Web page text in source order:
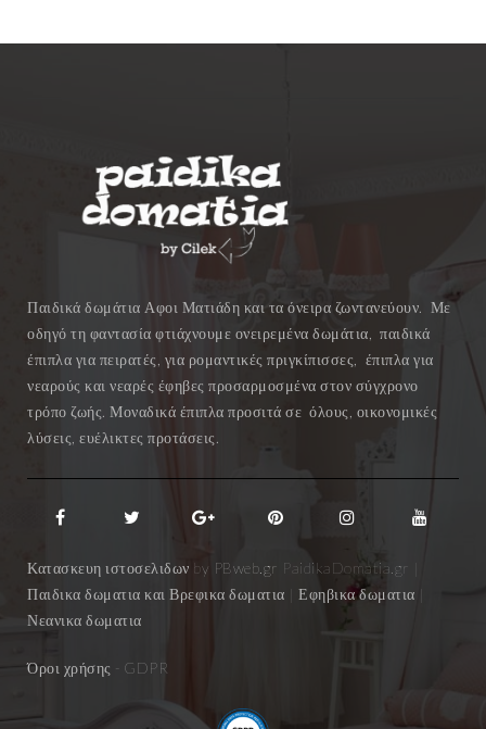
Παιδικά δωμάτια Αφοι Ματιάδη και τα όνειρα ζωντανεύουν. Με
οδηγό τη φαντασία φτιάχνουμε ονειρεμένα δωμάτια, παιδικά
έπιπλα για πειρατές, για ρομαντικές πριγκίπισσες, έπιπλα για
νεαρούς και νεαρές έφηβες προσαρμοσμένα στον σύγχρονο
τρόπο ζωής. Μοναδικά έπιπλα προσιτά σε όλους, οικονομικές
λύσεις, ευέλικτες προτάσεις.
Κατασκευη ιστοσελιδων by PBweb.gr PaidikaDomatia.gr |
Παιδικα δωματια και Βρεφικα δωματια | Εφηβικα δωματια |
Νεανικα δωματια
Όροι χρήσης - GDPR